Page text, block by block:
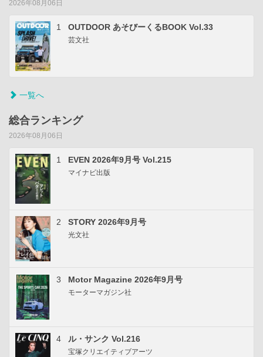
2026年08月06日
1 OUTDOOR あそびーくるBOOK Vol.33
芸文社
一覧へ
総合ランキング
2026年08月06日
1 EVEN 2026年9月号 Vol.215
マイナビ出版
2 STORY 2026年9月号
光文社
3 Motor Magazine 2026年9月号
モーターマガジン社
4 ル・サンク Vol.216
宝塚クリエイティブアーツ